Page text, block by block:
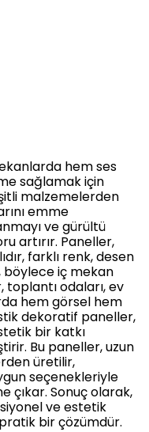
hem ses
sağlamak için
malzemelerden
emme
ve gürültü
artırır. Paneller,
farklı renk, desen
böylece iç mekan
toplantı odaları, ev
hem görsel hem
dekoratif paneller,
bir katkı
Bu paneller, uzun
üretilir,
seçenekleriyle
çıkar. Sonuç olarak,
ve estetik
bir çözümdür.